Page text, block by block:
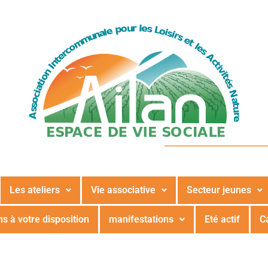
Les ateliers Vie associative Secteur jeunes
à votre disposition manifestations Eté actif